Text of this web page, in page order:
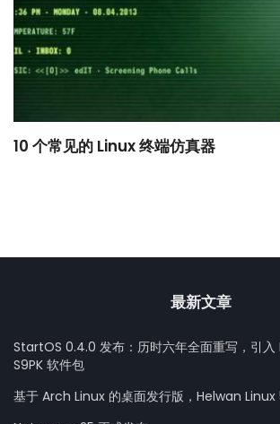
10 个常见的 Linux 终端仿真器
最新文章
StartOS 0.4.0 发布：历时六年全面重写，引入
S9PK 软件包
基于 Arch Linux 的桌面发行版，Helwan Linux